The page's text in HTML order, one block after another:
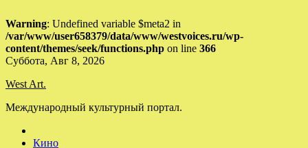
Warning: Undefined variable $meta2 in
/var/www/user658379/data/www/westvoices.ru/wp-
content/themes/seek/functions.php on line 366
Skip
content
Суббота, Авг 8, 2026
West Art.
Международный культурный портал.
Кино